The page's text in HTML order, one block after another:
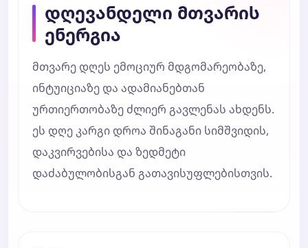
დღევანდელი მთვარის
ენერგია
მთვარე დღეს ემოციურ მდგომარეობაზე,
ინტუიციაზე და ადამიანებთან
ურთიერთობაზე ძლიერ გავლენას ახდენს.
ეს დღე კარგი დროა შინაგანი სიმშვიდის,
დაკვირვებისა და ზედმეტი
დაძაბულობისგან გათავისუფლებისთვის.